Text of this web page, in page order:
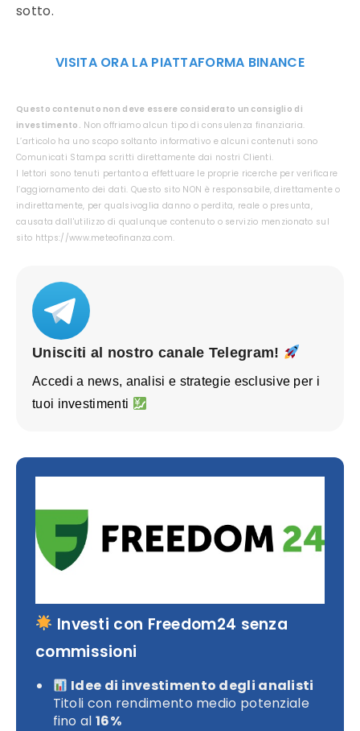
sotto.
VISITA ORA LA PIATTAFORMA BINANCE
Questo contenuto non deve essere considerato un consiglio di
investimento. Non offriamo alcun tipo di consulenza finanziaria.
L’articolo ha uno scopo soltanto informativo e alcuni contenuti sono
Comunicati Stampa scritti direttamente dai nostri Clienti.
I lettori sono tenuti pertanto a effettuare le proprie ricerche per verificare
l’aggiornamento dei dati. Questo sito NON è responsabile, direttamente o
indirettamente, per qualsivoglia danno o perdita, reale o presunta,
causata dall'utilizzo di qualunque contenuto o servizio menzionato sul
sito https://www.meteofinanza.com.
Unisciti al nostro canale Telegram!
Accedi a news, analisi e strategie esclusive per i
tuoi investimenti
Investi con Freedom24 senza
commissioni
Idee di investimento degli analisti
Titoli con rendimento medio potenziale
fino al 16%